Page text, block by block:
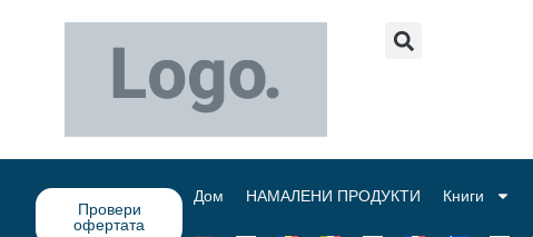
Провери
офертата
Дом НАМАЛЕНИ ПРОДУКТИ Книги